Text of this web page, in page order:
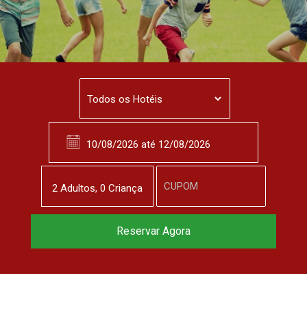
2 Adultos, 0 Criança
Reservar Agora